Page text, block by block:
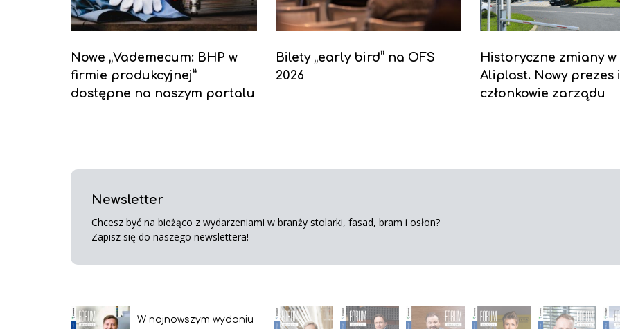
Nowe „Vademecum: BHP w
firmie produkcyjnej”
dostępne na naszym portalu
Bilety „early bird” na OFS
2026
Historyczne zmiany w
Aliplast. Nowy prezes i
członkowie zarządu
Newsletter
Chcesz być na bieżąco z wydarzeniami w branży stolarki, fasad, bram i osłon?
Zapisz się do naszego newslettera!
W najnowszym wydaniu